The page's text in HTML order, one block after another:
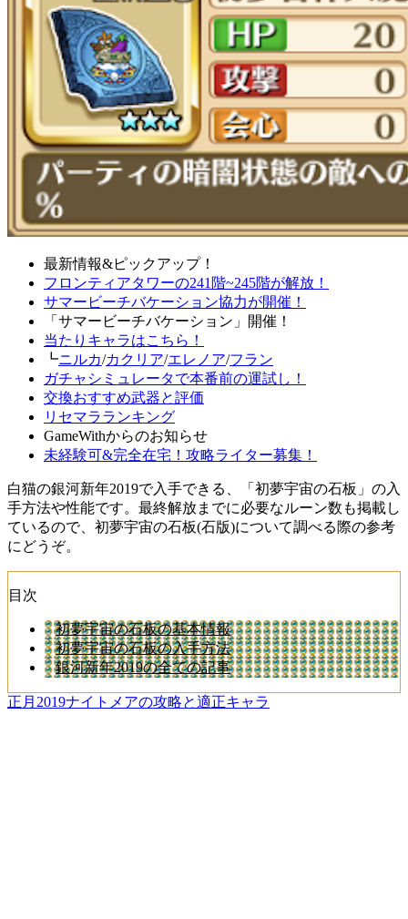
最新情報&ピックアップ！
フロンティアタワーの241階~245階が解放！
サマービーチバケーション協力が開催！
「サマービーチバケーション」開催！
当たりキャラはこちら！
┗ニルカ/カクリア/エレノア/フラン
ガチャシミュレータで本番前の運試し！
交換おすすめ武器と評価
リセマラランキング
GameWithからのお知らせ
未経験可&完全在宅！攻略ライター募集！
白猫の銀河新年2019で入手できる、「初夢宇宙の石板」の入
手方法や性能です。最終解放までに必要なルーン数も掲載し
ているので、初夢宇宙の石板(石版)について調べる際の参考
にどうぞ。
目次
初夢宇宙の石板の基本情報
初夢宇宙の石板の入手方法
銀河新年2019の全ての記事
正月2019ナイトメアの攻略と適正キャラ